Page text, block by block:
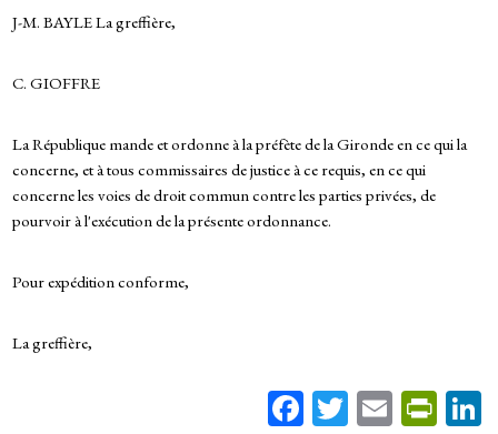
J-M. BAYLE La greffière,
C. GIOFFRE
La République mande et ordonne à la préfète de la Gironde en ce qui la
concerne, et à tous commissaires de justice à ce requis, en ce qui
concerne les voies de droit commun contre les parties privées, de
pourvoir à l'exécution de la présente ordonnance.
Pour expédition conforme,
La greffière,
Fa T E Pr